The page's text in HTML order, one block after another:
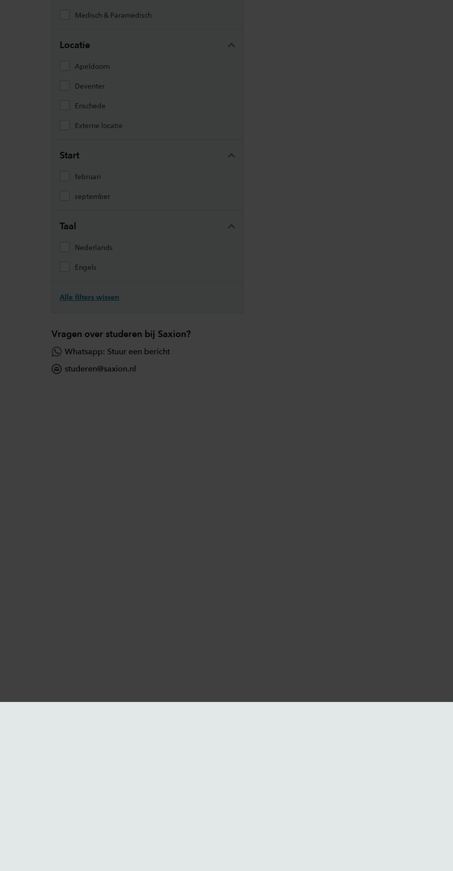
Medisch & Paramedisch
Locatie
Apeldoorn
Deventer
Enschede
Externe locatie
Start
februari
september
Taal
Nederlands
Engels
Alle filters wissen
Vragen over studeren bij Saxion?
Whatsapp: Stuur een bericht
studeren@saxion.nl